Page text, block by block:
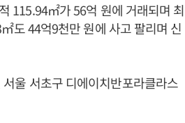
115.94㎡가 56억 원에 거래되며 최
도 44억9천만 원에 사고 팔리며 신
울 서초구 디에이치반포라클라스